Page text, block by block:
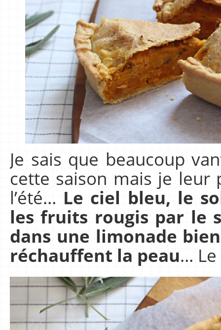
Je sais que beaucoup
cette saison mais je
l’été… Le ciel bleu, le
les fruits rougis par le
dans une limonade
réchauffent la peau…